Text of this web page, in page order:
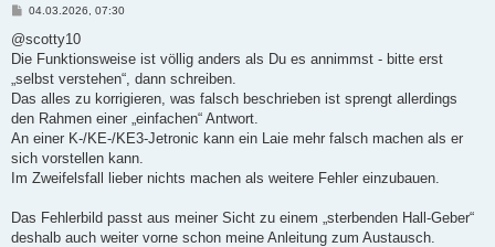
B
i
r
a
04.03.2026, 07:30
@scotty10
Die Funktionsweise ist völlig anders als Du es annimmst - bitte erst
„selbst verstehen“, dann schreiben.
Das alles zu korrigieren, was falsch beschrieben ist sprengt allerdings
den Rahmen einer „einfachen“ Antwort.
An einer K-/KE-/KE3-Jetronic kann ein Laie mehr falsch machen als er
sich vorstellen kann.
Im Zweifelsfall lieber nichts machen als weitere Fehler einzubauen.
Das Fehlerbild passt aus meiner Sicht zu einem „sterbenden Hall-Geber“
deshalb auch weiter vorne schon meine Anleitung zum Austausch.